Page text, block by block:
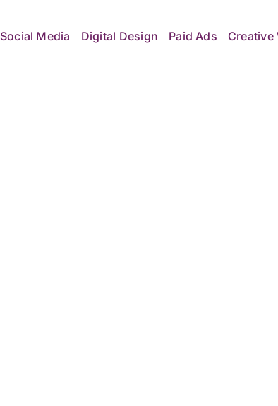
Social Media Digital Design Paid Ads Creative